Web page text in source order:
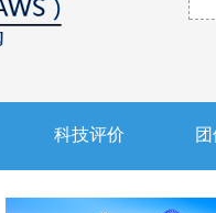
科技评价